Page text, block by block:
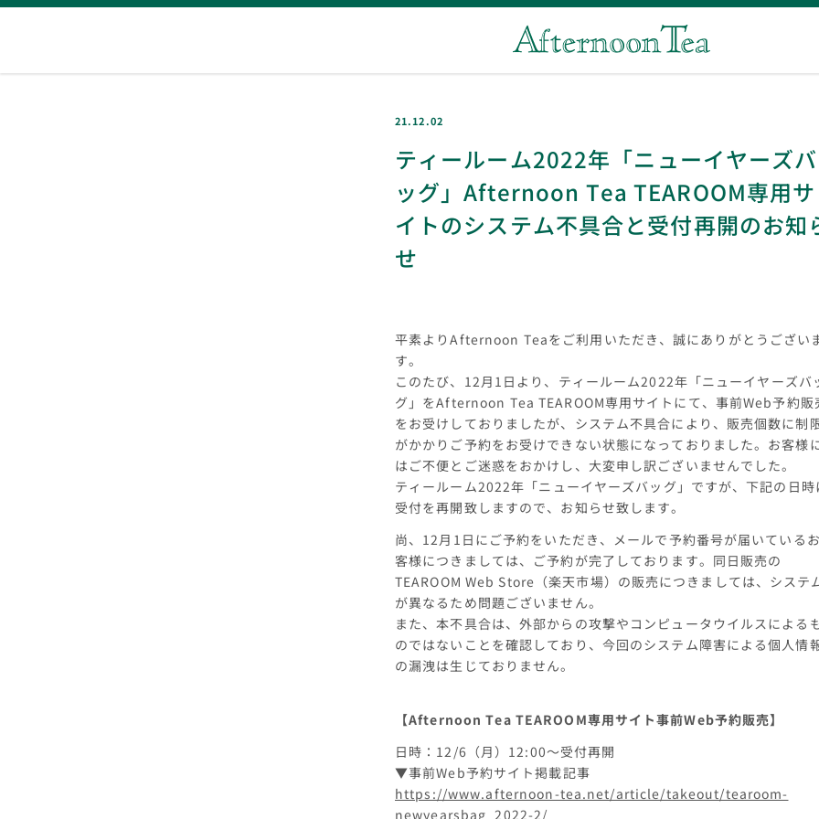
21.12.02
ティールーム2022年「ニューイヤーズバ
ッグ」Afternoon Tea TEAROOM専用サ
イトのシステム不具合と受付再開のお知
せ
平素よりAfternoon Teaをご利用いただき、誠にありがとうござい
す。
このたび、12月1日より、ティールーム2022年「ニューイヤーズバ
グ」をAfternoon Tea TEAROOM専用サイトにて、事前Web予約販
をお受けしておりましたが、システム不具合により、販売個数に制
がかかりご予約をお受けできない状態になっておりました。お客様
はご不便とご迷惑をおかけし、大変申し訳ございませんでした。
ティールーム2022年「ニューイヤーズバッグ」ですが、下記の日時
受付を再開致しますので、お知らせ致します。
尚、12月1日にご予約をいただき、メールで予約番号が届いているお
客様につきましては、ご予約が完了しております。同日販売の
TEAROOM Web Store（楽天市場）の販売につきましては、システ
が異なるため問題ございません。
また、本不具合は、外部からの攻撃やコンピュータウイルスによる
のではないことを確認しており、今回のシステム障害による個人情
の漏洩は生じておりません。
【Afternoon Tea TEAROOM専用サイト事前Web予約販売】
日時：12/6（月）12:00～受付再開
▼事前Web予約サイト掲載記事
https://www.afternoon-tea.net/article/takeout/tearoom-
newyearsbag_2022-2/